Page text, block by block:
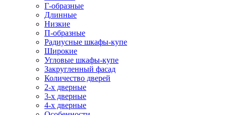
Г-образные
Длинные
Низкие
П-образные
Радиусные шкафы-купе
Широкие
Угловые шкафы-купе
Закругленный фасад
Количество дверей
2-х дверные
3-х дверные
4-х дверные